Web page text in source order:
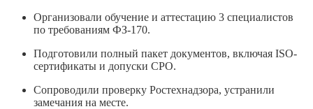
Организовали обучение и аттестацию 3 специалистов
по требованиям ФЗ-170.
Подготовили полный пакет документов, включая ISO-
сертификаты и допуски СРО.
Сопроводили проверку Ростехнадзора, устранили
замечания на месте.